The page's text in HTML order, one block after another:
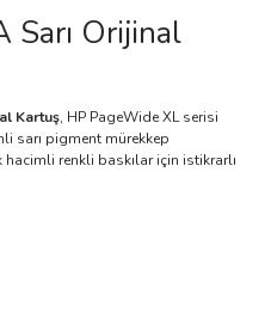
Sarı Orijinal
Kartuş, HP PageWide XL serisi
sarı pigment mürekkep
hacimli renkli baskılar için istikrarlı